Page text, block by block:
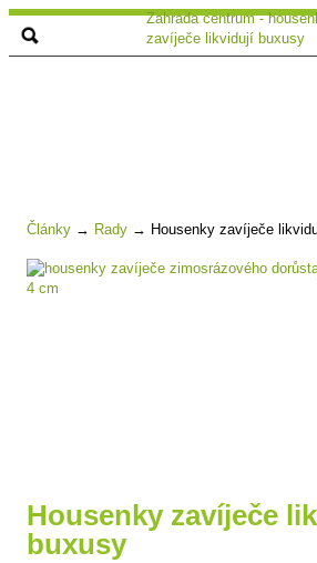
Zahrada centrum -
zavíječe likvidují buxusy
Články → Rady → Housenky zavíječe
Housenky zavíječe
buxusy